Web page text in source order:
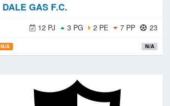
DALE GAS F.C.
23
7 PP
2 PE
3 PG
12 PJ
N/A N/A